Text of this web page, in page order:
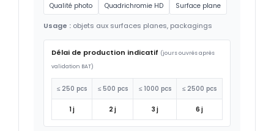
Qualité photo Quadrichromie HD Surface plane
Usage : objets aux surfaces planes, packagings
Délai de production indicatif (jours ouvrés après
validation BAT)
≤ 250 pcs ≤ 500 pcs ≤ 1000 pcs ≤ 2500 pcs
1 j 2 j 3 j 6 j